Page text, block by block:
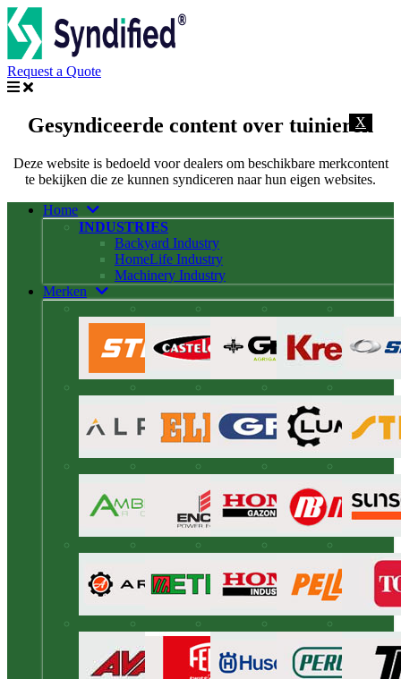
Request a Quote
X
Gesyndiceerde content over tuinieren
Deze website is bedoeld voor dealers om beschikbare merkcontent
te bekijken die ze kunnen syndiceren naar hun eigen websites.
Home
INDUSTRIES
Backyard Industry
HomeLife Industry
Machinery Industry
Merken